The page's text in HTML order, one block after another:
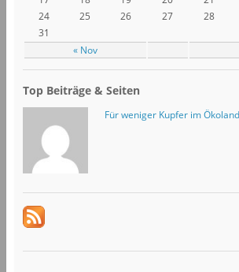
« Nov
24
25 26 27 28
31
Top Beiträge & Seiten
Für weniger Kupfer im